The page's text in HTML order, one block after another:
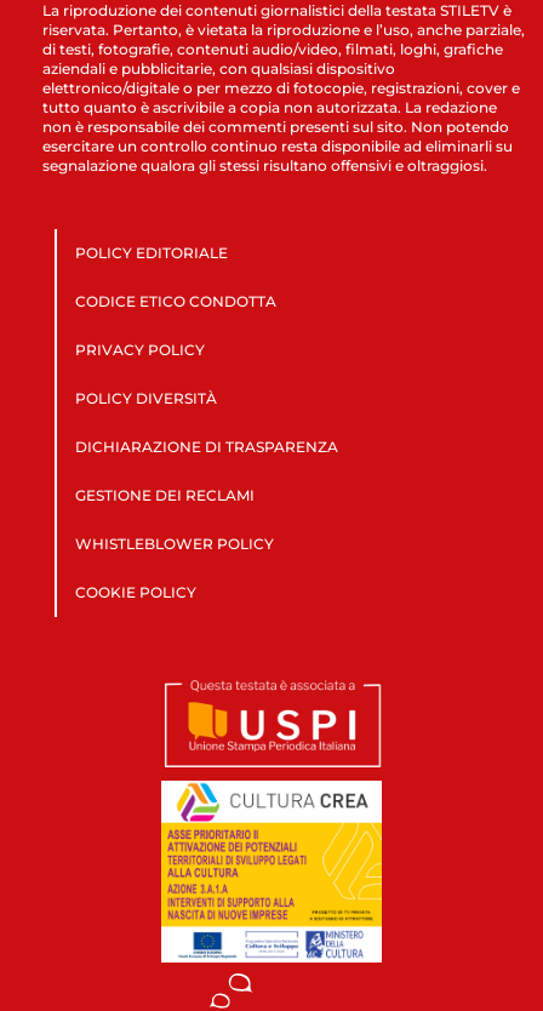
La riproduzione dei contenuti giornalistici della testata STILETV è
riservata. Pertanto, è vietata la riproduzione e l’uso, anche parziale,
di testi, fotografie, contenuti audio/video, filmati, loghi, grafiche
aziendali e pubblicitarie, con qualsiasi dispositivo
elettronico/digitale o per mezzo di fotocopie, registrazioni, cover e
tutto quanto è ascrivibile a copia non autorizzata. La redazione
non è responsabile dei commenti presenti sul sito. Non potendo
esercitare un controllo continuo resta disponibile ad eliminarli su
segnalazione qualora gli stessi risultano offensivi e oltraggiosi.
POLICY EDITORIALE
CODICE ETICO CONDOTTA
PRIVACY POLICY
POLICY DIVERSITÀ
DICHIARAZIONE DI TRASPARENZA
GESTIONE DEI RECLAMI
WHISTLEBLOWER POLICY
COOKIE POLICY